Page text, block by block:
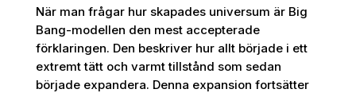
När man frågar hur skapades universum är Big
Bang-modellen den mest accepterade
förklaringen. Den beskriver hur allt började i ett
extremt tätt och varmt tillstånd som sedan
började expandera. Denna expansion fortsätter